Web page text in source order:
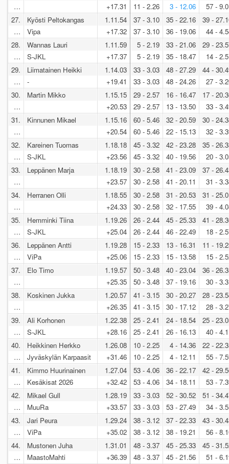
…
+17.31
11 - 2.26
3 - 12.06
57 -
27.
…
Kyösti Peltokangas
Vipa
1.11.54
+17.32
37 - 3.10
37 - 3.10
35 - 22.16
36 - 19.06
39 -
44 -
28.
…
Wannas Lauri
S-JKL
1.11.59
+17.37
5 - 2.19
5 - 2.19
33 - 21.06
35 - 18.47
29 -
14 -
29.
…
Liimatainen Heikki
-
1.14.03
+19.41
33 - 3.03
33 - 3.03
48 - 27.29
48 - 24.26
44 -
27 -
30.
…
Martin Mikko
1.15.15
+20.53
29 - 2.57
29 - 2.57
16 - 16.47
13 - 13.50
17 -
33 -
31.
…
Kinnunen Mikael
1.15.16
+20.54
60 - 5.46
60 - 5.46
32 - 20.59
22 - 15.13
30 -
32 -
32.
…
Kareinen Tuomas
S-JKL
1.18.18
+23.56
45 - 3.32
45 - 3.32
42 - 23.28
40 - 19.56
35 -
20 -
33.
…
Leppänen Marja
1.18.19
+23.57
30 - 2.58
30 - 2.58
41 - 23.09
41 - 20.11
37 -
31 -
34.
…
Herranen Olli
1.18.55
+24.33
30 - 2.58
30 - 2.58
31 - 20.53
32 - 17.55
31 -
39 -
35.
…
Hemminki Tiina
S-JKL
1.19.26
+25.04
26 - 2.44
26 - 2.44
45 - 25.33
46 - 22.49
41 -
18 -
36.
…
Leppänen Antti
ViPa
1.19.28
+25.06
15 - 2.33
15 - 2.33
13 - 16.31
15 - 13.58
11 -
15 -
37.
…
Elo Timo
1.19.57
+25.35
50 - 3.48
50 - 3.48
40 - 23.04
37 - 19.16
36 -
30 -
38.
…
Koskinen Jukka
1.20.57
+26.35
41 - 3.15
41 - 3.15
30 - 20.27
30 - 17.12
28 -
28 -
39.
…
Ali Korhonen
S-JKL
1.22.38
+28.16
25 - 2.41
25 - 2.41
24 - 18.54
26 - 16.13
25 -
40 -
40.
…
Heikkinen Herkko
Jyväskylän Karpaasit
1.26.08
+31.46
10 - 2.25
10 - 2.25
4 - 14.36
4 - 12.11
22 -
55 -
41.
…
Kimmo Huurinainen
Kesäkisat 2026
1.27.04
+32.42
53 - 4.06
53 - 4.06
36 - 22.17
34 - 18.11
42 -
53 -
42.
…
Mikael Gull
MuuRa
1.28.19
+33.57
33 - 3.03
33 - 3.03
52 - 30.52
53 - 27.49
51 -
34 -
43.
…
Jari Peura
ViPa
1.29.24
+35.02
38 - 3.12
38 - 3.12
37 - 22.33
38 - 19.21
43 -
56 -
44.
…
Mustonen Juha
MaastoMahti
1.31.01
+36.39
48 - 3.37
48 - 3.37
45 - 25.33
45 - 21.56
45 -
51 -